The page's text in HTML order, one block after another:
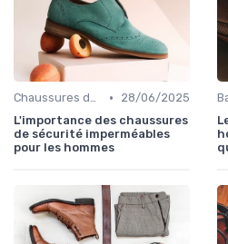
Chaussures de Sport •
28/06/2025
L'importance des chaussures
de sécurité imperméables
pour les hommes